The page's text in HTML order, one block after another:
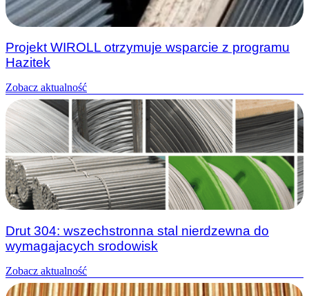
Projekt WIROLL otrzymuje wsparcie z programu
Hazitek
Zobacz aktualność
Drut 304: wszechstronna stal nierdzewna do
wymagajacych srodowisk
Zobacz aktualność